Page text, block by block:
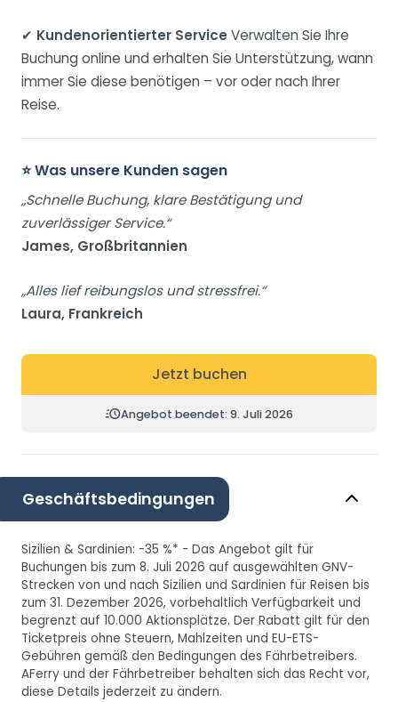
✔ Kundenorientierter ServiceVerwalten Sie Ihre
Buchung online und erhalten Sie Unterstützung, wann
immer Sie diese benötigen – vor oder nach Ihrer
Reise.
⭐ Was unsere Kunden sagen
„Schnelle Buchung, klare Bestätigung und
zuverlässiger Service.“
James, Großbritannien
„Alles lief reibungslos und stressfrei.“
Laura, Frankreich
Jetzt buchen
Angebot beendet: 9. Juli 2026
Geschäftsbedingungen
Sizilien & Sardinien: -35 %* - Das Angebot gilt für
Buchungen bis zum 8. Juli 2026 auf ausgewählten GNV-
Strecken von und nach Sizilien und Sardinien für Reisen bis
zum 31. Dezember 2026, vorbehaltlich Verfügbarkeit und
begrenzt auf 10.000 Aktionsplätze. Der Rabatt gilt für den
Ticketpreis ohne Steuern, Mahlzeiten und EU-ETS-
Gebühren gemäß den Bedingungen des Fährbetreibers.
AFerry und der Fährbetreiber behalten sich das Recht vor,
diese Details jederzeit zu ändern.